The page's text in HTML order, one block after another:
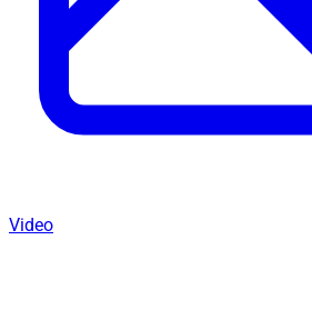
Video